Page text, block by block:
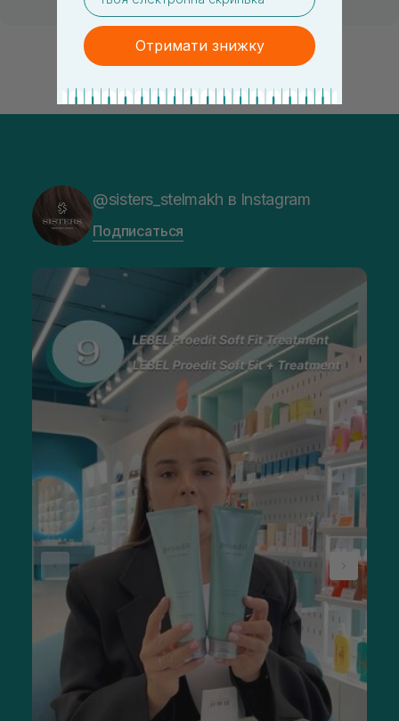
@sisters_stelmakh в Instagram
Подписаться
Отримати знижку